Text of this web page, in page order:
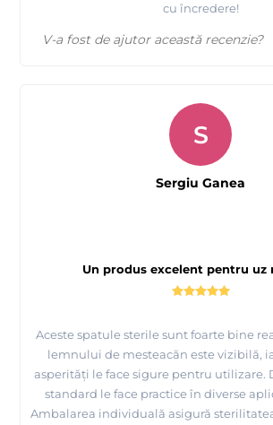
cu încredere!
V-a fost de ajutor această recenzie?
Un produs excelent pentru uz
Aceste spatule sterile sunt foarte bine
lemnului de mesteacăn este vizibilă,
asperități le face sigure pentru utilizare.
standard le face practice în diverse
Ambalarea individuală asigură
S
Sergiu Ganea